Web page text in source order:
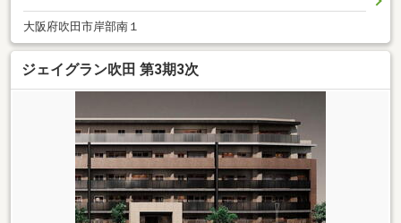
大阪府吹田市岸部南１
ジェイグラン吹田 第3期3次